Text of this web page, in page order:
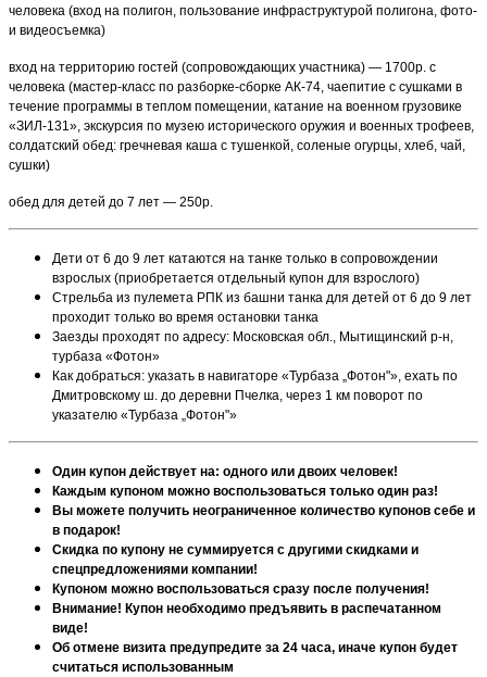
человека (вход на полигон, пользование инфраструктурой полигона, фото-
и видеосъемка)
вход на территорию гостей (сопровождающих участника) — 1700р. с
человека (мастер-класс по разборке-сборке АК-74, чаепитие с сушками в
течение программы в теплом помещении, катание на военном грузовике
«ЗИЛ-131», экскурсия по музею исторического оружия и военных трофеев,
солдатский обед: гречневая каша с тушенкой, соленые огурцы, хлеб, чай,
сушки)
обед для детей до 7 лет — 250р.
Дети от 6 до 9 лет катаются на танке только в сопровождении
взрослых (приобретается отдельный купон для взрослого)
Стрельба из пулемета РПК из башни танка для детей от 6 до 9 лет
проходит только во время остановки танка
Заезды проходят по адресу: Московская обл., Мытищинский р-н,
турбаза «Фотон»
Как добраться: указать в навигаторе «Турбаза „Фотон"», ехать по
Дмитровскому ш. до деревни Пчелка, через 1 км поворот по
указателю «Турбаза „Фотон"»
Один купон действует на: одного или двоих человек!
Каждым купоном можно воспользоваться только один раз!
Вы можете получить неограниченное количество купонов себе и
в подарок!
Скидка по купону не суммируется с другими скидками и
спецпредложениями компании!
Купоном можно воспользоваться сразу после получения!
Внимание! Купон необходимо предъявить в распечатанном
виде!
Об отмене визита предупредите за 24 часа, иначе купон будет
считаться использованным